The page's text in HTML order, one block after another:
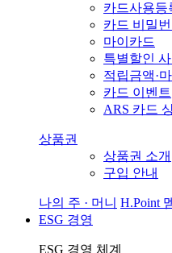
카드사용등
카드 비밀
마이카드
특별할인
적립금액·
카드 이벤트
ARS 카드
상품권
상품권 소개
구입 안내
나의 주 · 머니 H.Point
ESG 경영
ESG 경영 체계